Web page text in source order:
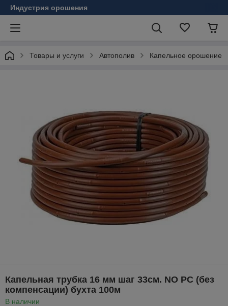
Индустрия орошения
Товары и услуги Автополив Капельное орошение
Капельная трубка 16 мм шаг 33см. NO PC (без
компенсации) бухта 100м
В наличии